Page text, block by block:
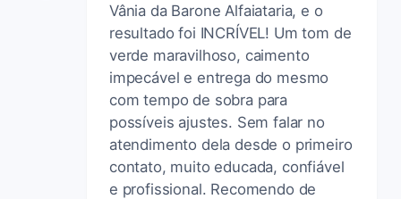
Vânia da Barone Alfaiataria, e o
resultado foi INCRÍVEL! Um tom de
verde maravilhoso, caimento
impecável e entrega do mesmo
com tempo de sobra para
possíveis ajustes. Sem falar no
atendimento dela desde o primeiro
contato, muito educada, confiável
e profissional. Recomendo de